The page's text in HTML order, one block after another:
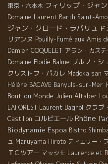
東京・六本木 フィリップ・ジャ
Domaine Laurent Barth Saint-
ジャン・クロード・ラパリュ
リアンヌ Pouilly-Fumé aux Amis
Damien COQUELET アラン・カステ
Domaine Elodie Balme ブルノ・シ
クリストフ・パカレ Madoka san
Hélène BACAVE Banyuls-sur-Mer
Bout du Monde Julien Altaber
LAFOREST Laurent Bagnol クラブ
Castillon コルビエール Rhône
Biodynamie Espoa Bistro
ュ Maruyama Hiroto ティエリー・
ＴＣツアー マッシモ Laurence et